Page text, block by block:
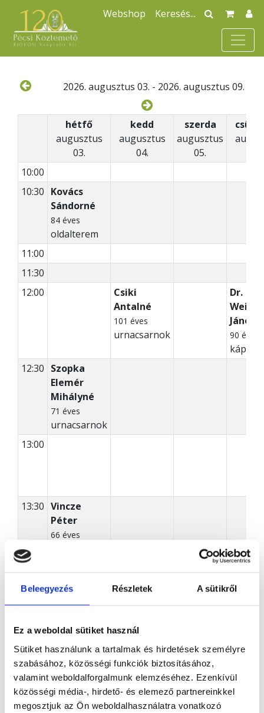
Beleegyezés Részletek A sütikről
Ez a weboldal sütiket használ
Sütiket használunk a tartalmak és hirdetések személyre
szabásához, közösségi funkciók biztosításához,
valamint weboldalforgalmunk elemzéséhez. Ezenkívül
közösségi média-, hirdető- és elemező partnereinkkel
megosztjuk az Ön weboldalhasználatra vonatkozó
Webshop
2026. augusztus 03. - 2026. augusztus 09.
hétfő
augusztus
03.
kedd
augusztus
04.
szerda
augusztus
05.
10:00
10:30 Kovács
Sándorné
84 éves
oldalterem
11:00
11:30
12:00
Csiki
Antalné
101 éves
urnacsarnok
Dr.
90 éves
12:30 Szopka
Elemér
Mihályné
71 éves
urnacsarnok
13:00
13:30 Vincze
Péter
66 éves
15:00 Veres
Lajosné
81 éves